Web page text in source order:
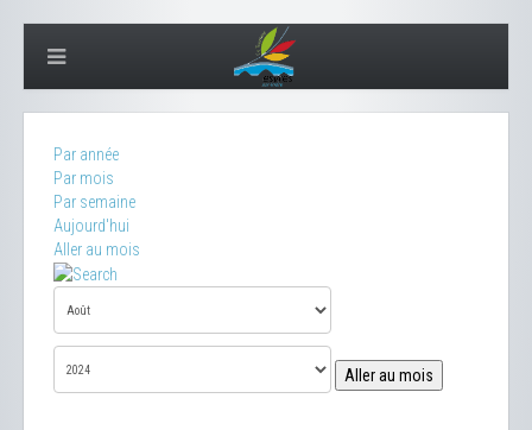
Par année
Par mois
Par semaine
Aujourd'hui
Aller au mois
Aller au mois